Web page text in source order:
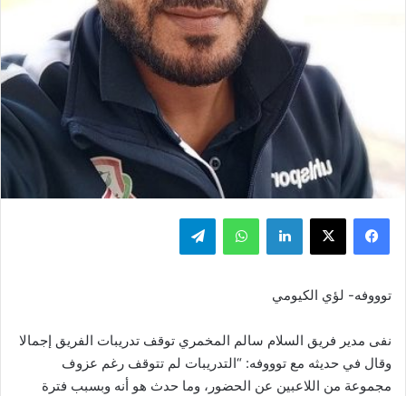
فيسبوك ‫X لينكدإن واتساب تيلقرام
توووفه- لؤي الكيومي
نفى مدير فريق السلام سالم المخمري توقف تدريبات الفريق إجمالا
وقال في حديثه مع توووفه: “التدريبات لم تتوقف رغم عزوف
مجموعة من اللاعبين عن الحضور، وما حدث هو أنه وبسبب فترة